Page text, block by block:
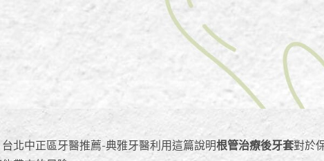
北中正區牙醫推薦-典雅牙醫利用這篇說明根管治療後牙套對於